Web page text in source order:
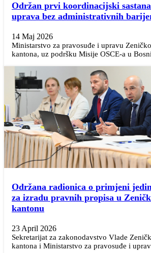
Održan prvi koordinacijski
uprava bez administrativnih
14 Maj 2026
Ministarstvo za pravosuđe i upravu
kantona, uz podršku Misije OSCE-a u
Održana radionica o primjeni
za izradu pravnih propisa u
kantonu
23 April 2026
Sekretarijat za zakonodavstvo Vlade
kantona i Ministarstvo za pravosuđe i